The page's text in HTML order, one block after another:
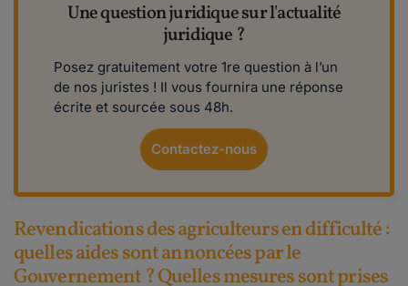
Une question juridique sur l'actualité
juridique ?
Posez gratuitement votre 1re question à l’un
de nos juristes ! Il vous fournira une réponse
écrite et sourcée sous 48h.
Contactez-nous
Revendications des agriculteurs en difficulté :
quelles aides sont annoncées par le
Gouvernement ? Quelles mesures sont prises